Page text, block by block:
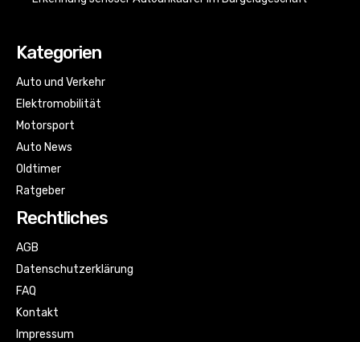
Kategorien
Auto und Verkehr
Elektromobilität
Motorsport
Auto News
Oldtimer
Ratgeber
Rechtliches
AGB
Datenschutzerklärung
FAQ
Kontakt
Impressum